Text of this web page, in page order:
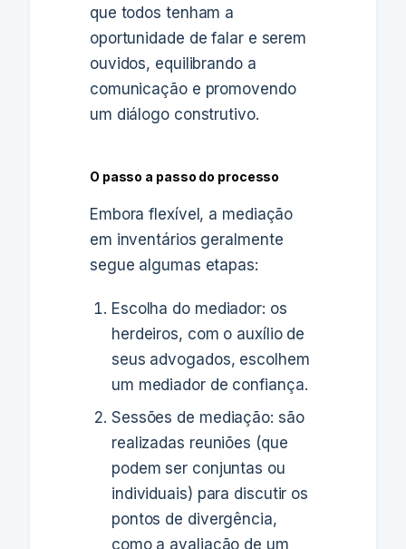
que todos tenham a
oportunidade de falar e serem
ouvidos, equilibrando a
comunicação e promovendo
um diálogo construtivo.
O passo a passo do processo
Embora flexível, a mediação
em inventários geralmente
segue algumas etapas:
Escolha do mediador: os
herdeiros, com o auxílio de
seus advogados, escolhem
um mediador de confiança.
Sessões de mediação: são
realizadas reuniões (que
podem ser conjuntas ou
individuais) para discutir os
pontos de divergência,
como a avaliação de um